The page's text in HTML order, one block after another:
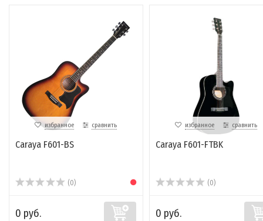
избранное сравнить
Caraya F601-BS
(0)
0 руб.
избранное сравнить
Caraya F601-FTBK
(0)
0 руб.